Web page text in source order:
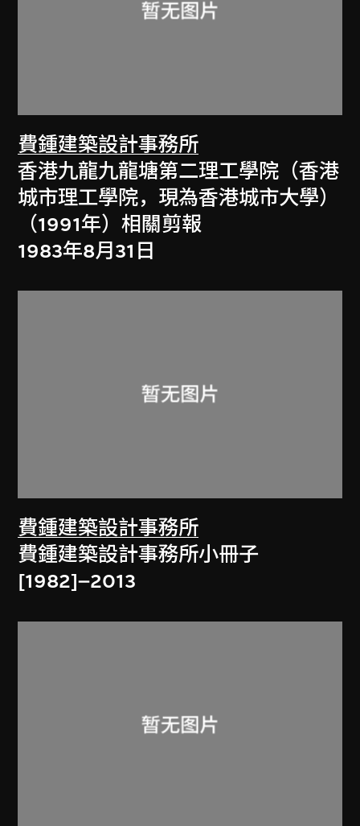
費鍾建築設計事務所
香港九龍九龍塘第二理工學院（香港
城市理工學院，現為香港城市大學）
（1991年）相關剪報
1983年8月31日
費鍾建築設計事務所
費鍾建築設計事務所小冊子
[1982]–2013